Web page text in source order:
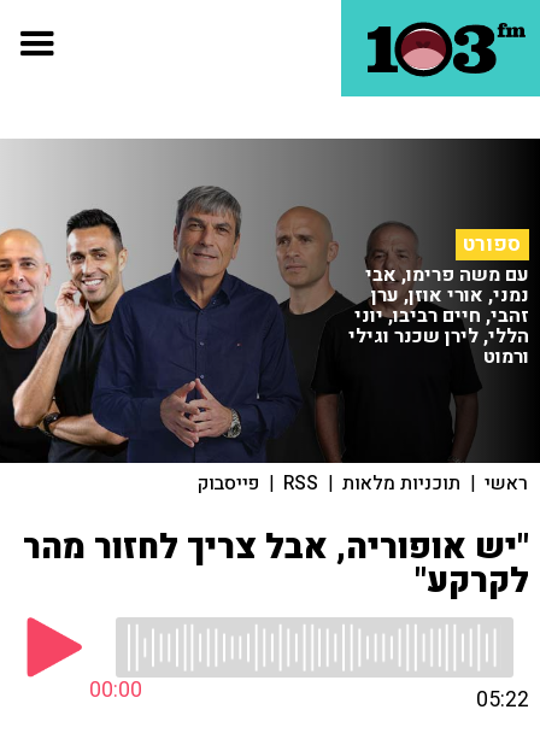
ספורט
עם משה פרימו, אבי
נמני, אורי אוזן, ערן
זהבי, חיים רביבו, יוני
הללי, לירן שכנר וגילי
ורמוט
ראשי | תוכניות מלאות |
RSS
| פייסבוק
"יש אופוריה, אבל צריך לחזור מהר
לקרקע"
00:00 05:22